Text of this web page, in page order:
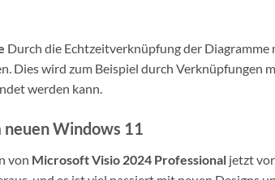
Durch die Echtzeitverknüpfung der
Dies wird zum Beispiel durch Verknüpfungen
werden kann.
Windows 11
von Microsoft Visio 2024 Professional jetzt